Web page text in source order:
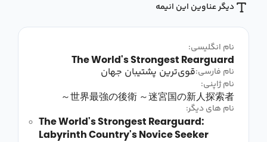
دیگر عناوین این انیمه
نام انگلیسی:
The World's Strongest Rearguard
نام فارسی:قوی‌ترین پشتیبان جهان
نام ژاپنی:
世界最強の後衛 ～迷宮国の新人探索者～
نام های دیگر:
The World's Strongest Rearguard:
Labyrinth Country's Novice Seeker